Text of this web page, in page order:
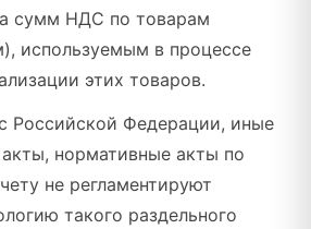
сумм НДС по товарам
используемым в процессе
этих товаров.
Российской Федерации, иные
нормативные акты по
не регламентируют
такого раздельного